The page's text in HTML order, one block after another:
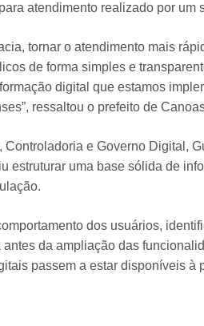
atendimento realizado por um
tornar o atendimento mais
de forma simples e
digital que estamos
ressaltou o prefeito de
e Governo Digital,
estruturar uma base sólida de
dos usuários,
da ampliação das
passem a estar disponíveis à